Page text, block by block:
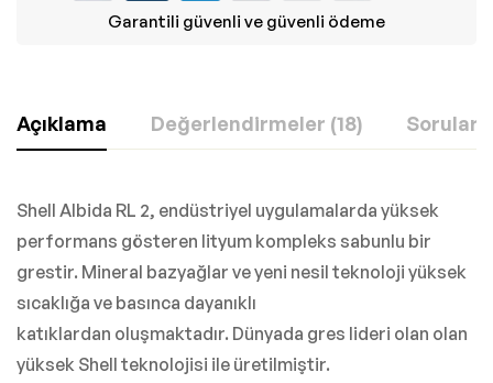
Garantili güvenli ve güvenli ödeme
Açıklama Değerlendirmeler (18) Sorular
Shell Albida RL 2, endüstriyel uygulamalarda yüksek
performans gösteren lityum kompleks sabunlu bir
grestir. Mineral bazyağlar ve yeni nesil teknoloji yüksek
sıcaklığa ve basınca dayanıklı
katıklardan oluşmaktadır. Dünyada gres lideri olan olan
yüksek Shell teknolojisi ile üretilmiştir.